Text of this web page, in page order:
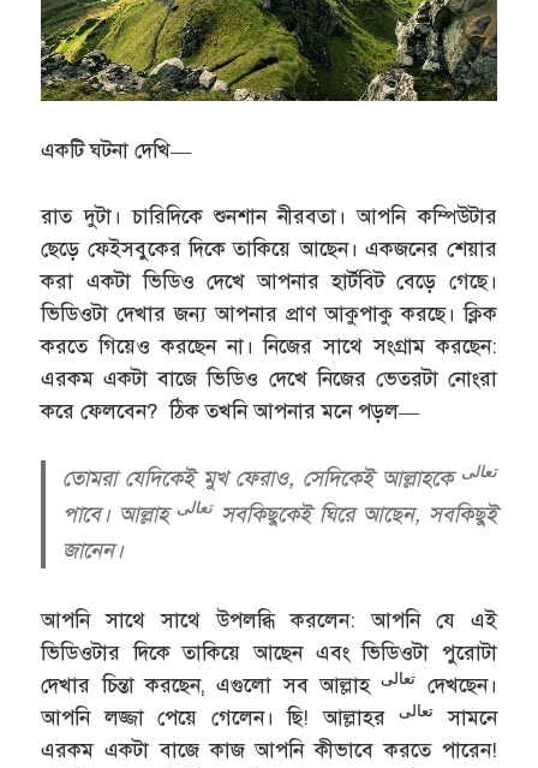
একটি ঘটনা দেখি—
রাত দুটা। চারিদিকে শুনশান নীরবতা। আপনি কম্পিউটার
ছেড়ে ফেইসবুকের দিকে তাকিয়ে আছেন। একজনের শেয়ার
করা একটা ভিডিও দেখে আপনার হার্টবিট বেড়ে গেছে।
ভিডিওটা দেখার জন্য আপনার প্রাণ আকুপাকু করছে। ক্লিক
করতে গিয়েও করছেন না। নিজের সাথে সংগ্রাম করছেন:
এরকম একটা বাজে ভিডিও দেখে নিজের ভেতরটা নোংরা
করে ফেলবেন? ঠিক তখনি আপনার মনে পড়ল—
তোমরা যেদিকেই মুখ ফেরাও, সেদিকেই আল্লাহকে تعالى
পাবে। আল্লাহ تعالىসবকিছুকেই ঘিরে আছেন, সবকিছুই
জানেন।
আপনি সাথে সাথে উপলব্ধি করলেন: আপনি যে এই
ভিডিওটার দিকে তাকিয়ে আছেন এবং ভিডিওটা পুরোটা
দেখার চিন্তা করছেন, এগুলো সব আল্লাহتعالى
দেখছেন।
আপনি লজ্জা পেয়ে গেলেন। ছি! আল্লাহরتعالى
সামনে
এরকম একটা বাজে কাজ আপনি কীভাবে করতে পারেন!